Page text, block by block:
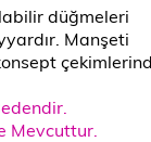
düğmeleri
Manşeti
Mevcuttur.